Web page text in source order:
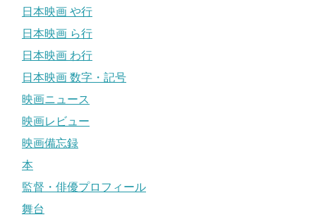
日本映画 や行
日本映画 ら行
日本映画 わ行
日本映画 数字・記号
映画ニュース
映画レビュー
映画備忘録
本
監督・俳優プロフィール
舞台